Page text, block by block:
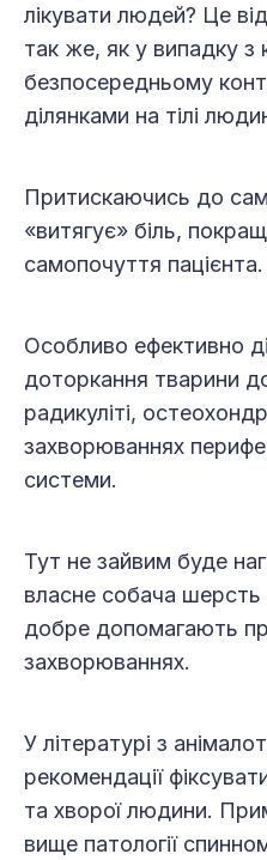
лікувати людей? Це
так же, як у випадку
безпосередньому
ділянками на тілі
Притискаючись до
«витягує» біль,
самопочуття пацієнта.
Особливо ефек­тивно
доторкання тварини
радикуліті,
захворюваннях
системи.
Тут не зайвим буде
власне собача
добре допомагають
захворюваннях.
У літературі з
рекомендації
та хворої людини.
вище патології